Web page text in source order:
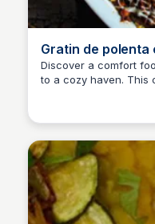
Gratin de polenta
- Not parisienne
Discover a comfort
to a cozy haven. This
memories.